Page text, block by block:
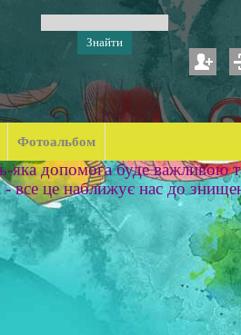
Фотоальбом
допомога буде важливою
все це наближує нас до